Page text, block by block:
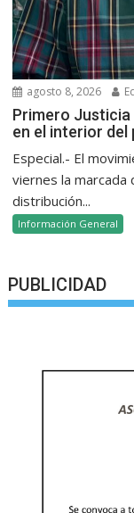
agosto 8, 2026
Primero
en el interior del
Especial.- El
viernes la marcada
distribución...
Información General
PUBLICIDAD